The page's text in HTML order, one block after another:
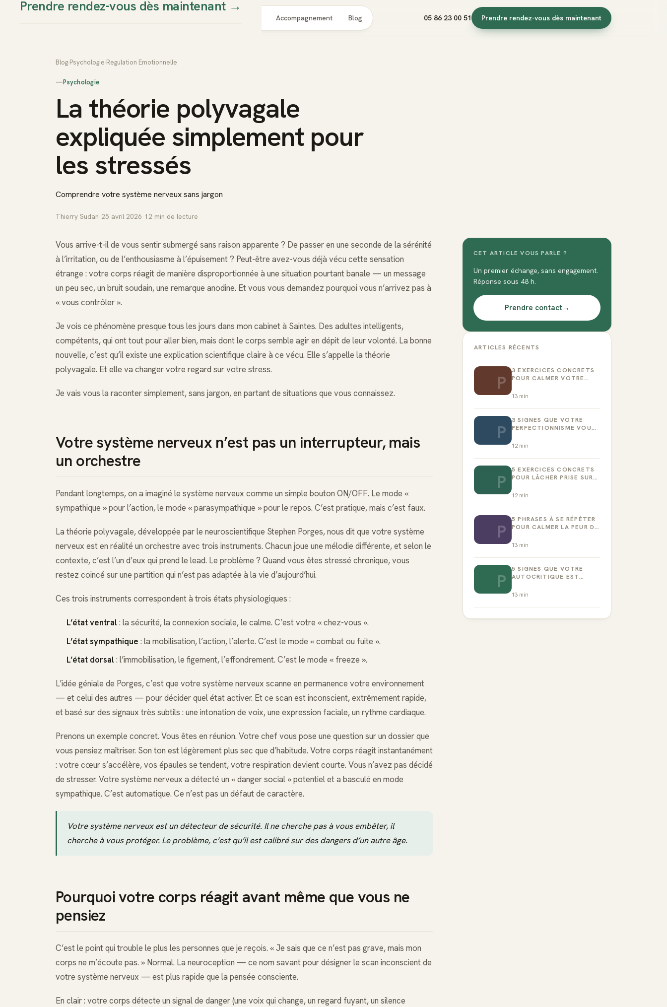
Accompagnement Blog 05 86 23 00 51 Prendre rendez-vous dès maintenant
Prendre rendez-vous dès maintenant→
Blog Psychologie Regulation Emotionnelle
—Psychologie
La théorie polyvagale
expliquée simplement pour
les stressés
Comprendre votre système nerveux sans jargon
Thierry Sudan 25 avril 2026 12 min de lecture
Vous arrive-t-il de vous sentir submergé sans raison apparente ? De passer en une seconde de la sérénité
à l’irritation, ou de l’enthousiasme à l’épuisement ? Peut-être avez-vous déjà vécu cette sensation
étrange : votre corps réagit de manière disproportionnée à une situation pourtant banale — un message
un peu sec, un bruit soudain, une remarque anodine. Et vous vous demandez pourquoi vous n’arrivez pas à
« vous contrôler ».
Je vois ce phénomène presque tous les jours dans mon cabinet à Saintes. Des adultes intelligents,
compétents, qui ont tout pour aller bien, mais dont le corps semble agir en dépit de leur volonté. La bonne
nouvelle, c’est qu’il existe une explication scientifique claire à ce vécu. Elle s’appelle la théorie
polyvagale. Et elle va changer votre regard sur votre stress.
Je vais vous la raconter simplement, sans jargon, en partant de situations que vous connaissez.
Votre système nerveux n’est pas un interrupteur, mais
un orchestre
Pendant longtemps, on a imaginé le système nerveux comme un simple bouton ON/OFF. Le mode «
sympathique » pour l’action, le mode « parasympathique » pour le repos. C’est pratique, mais c’est faux.
La théorie polyvagale, développée par le neuroscientifique Stephen Porges, nous dit que votre système
nerveux est en réalité un orchestre avec trois instruments. Chacun joue une mélodie différente, et selon le
contexte, c’est l’un d’eux qui prend le lead. Le problème ? Quand vous êtes stressé chronique, vous
restez coincé sur une partition qui n’est pas adaptée à la vie d’aujourd’hui.
Ces trois instruments correspondent à trois états physiologiques :
L’état ventral : la sécurité, la connexion sociale, le calme. C’est votre « chez-vous ».
L’état sympathique : la mobilisation, l’action, l’alerte. C’est le mode « combat ou fuite ».
L’état dorsal : l’immobilisation, le figement, l’effondrement. C’est le mode « freeze ».
L’idée géniale de Porges, c’est que votre système nerveux scanne en permanence votre environnement
— et celui des autres — pour décider quel état activer. Et ce scan est inconscient, extrêmement rapide,
et basé sur des signaux très subtils : une intonation de voix, une expression faciale, un rythme cardiaque.
Prenons un exemple concret. Vous êtes en réunion. Votre chef vous pose une question sur un dossier que
vous pensiez maîtriser. Son ton est légèrement plus sec que d’habitude. Votre corps réagit instantanément
: votre cœur s’accélère, vos épaules se tendent, votre respiration devient courte. Vous n’avez pas décidé
de stresser. Votre système nerveux a détecté un « danger social » potentiel et a basculé en mode
sympathique. C’est automatique. Ce n’est pas un défaut de caractère.
Votre système nerveux est un détecteur de sécurité. Il ne cherche pas à vous embêter, il
cherche à vous protéger. Le problème, c’est qu’il est calibré sur des dangers d’un autre âge.
Pourquoi votre corps réagit avant même que vous ne
pensiez
C’est le point qui trouble le plus les personnes que je reçois. « Je sais que ce n’est pas grave, mais mon
corps ne m’écoute pas. » Normal. La neuroception — ce nom savant pour désigner le scan inconscient de
votre système nerveux — est plus rapide que la pensée consciente.
En clair : votre corps détecte un signal de danger (une voix qui change, un regard fuyant, un silence
CET ARTICLE VOUS PARLE ?
Un premier échange, sans engagement.
Réponse sous 48 h.
Prendre contact→
ARTICLES RÉCENTS
P
3 EXERCICES CONCRETS
POUR CALMER VOTRE
13 min
P
3 SIGNES QUE VOTRE
PERFECTIONNISME VOUS
12min
P
5 EXERCICES CONCRETS
POUR LÂCHER PRISE SUR
12min
P
5 PHRASES À SE RÉPÉTER
POUR CALMER LA PEUR DE
13 min
P
5 SIGNES QUE VOTRE
AUTOCRITIQUE EST
13 min